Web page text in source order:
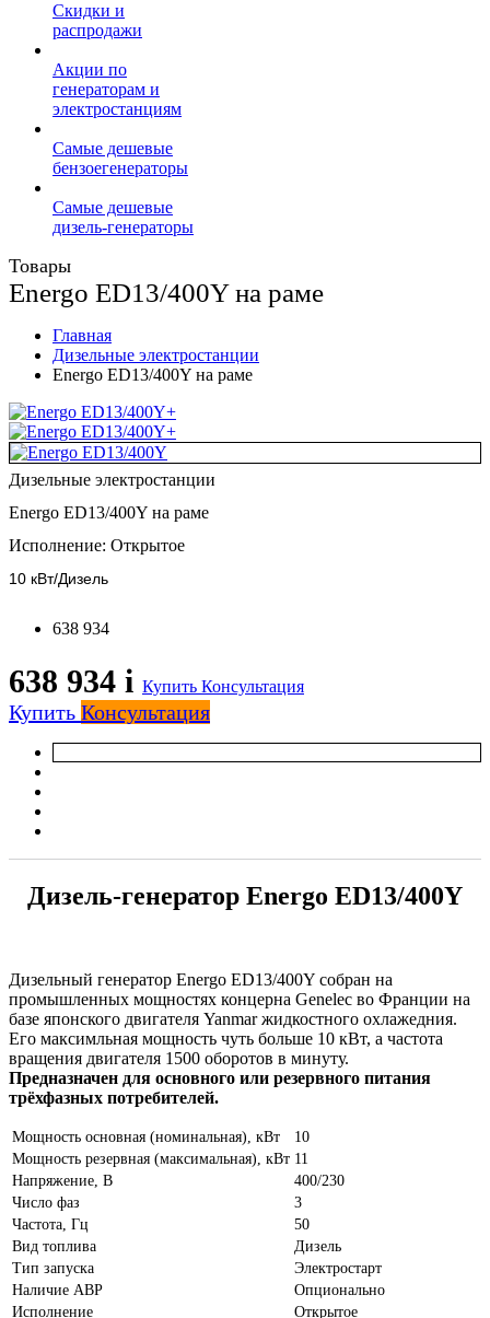
Скидки и
распродажи
Акции по
генераторам и
электростанциям
Самые дешевые
бензоегенераторы
Самые дешевые
дизель-генераторы
Товары
Energo ED13/400Y на раме
Главная
Дизельные электростанции
Energo ED13/400Y на раме
+
+
Дизельные электростанции
Energo ED13/400Y на раме
Исполнение: Открытое
10 кВт/Дизель
638 934
638 934 i Купить Консультация
Купить Консультация
Дизель-генератор Energo ED13/400Y
Дизельный генератор Energo ED13/400Y собран на
промышленных мощностях концерна Genelec во Франции на
базе японского двигателя Yanmar жидкостного охлажедния.
Его максимльная мощность чуть больше 10 кВт, а частота
вращения двигателя 1500 оборотов в минуту.
Предназначен для основного или резервного питания
трёхфазных потребителей.
Мощность основная (номинальная), кВт
10
Мощность резервная (максимальная), кВт 11
Напряжение, В
400/230
Число фаз
3
Частота, Гц
50
Вид топлива
Дизель
Тип запуска
Электростарт
Наличие АВР
Опционально
Исполнение
Открытое